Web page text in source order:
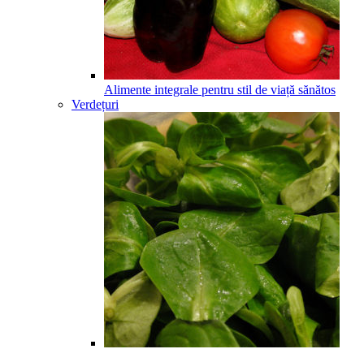
Alimente integrale pentru stil de viață sănătos
Verdețuri